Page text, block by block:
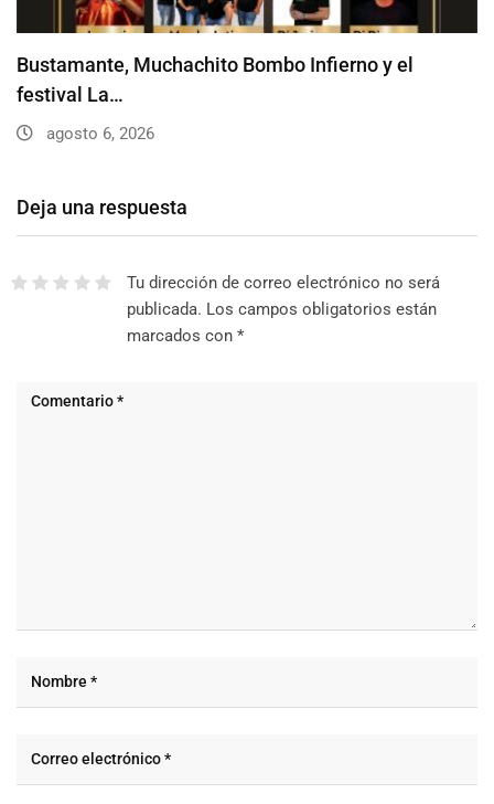
Bustamante, Muchachito Bombo Infierno y el
festival La…
agosto 6, 2026
Deja una respuesta
Tu dirección de correo electrónico no será
publicada. Los campos obligatorios están
marcados con *